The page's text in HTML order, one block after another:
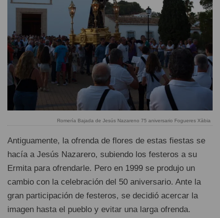
Romería Bajada de Jesús Nazareno 75 aniversario Fogueres Xàbia
Antiguamente, la ofrenda de flores de estas fiestas se
hacía a Jesús Nazarero, subiendo los festeros a su
Ermita para ofrendarle. Pero en 1999 se produjo un
cambio con la celebración del 50 aniversario. Ante la
gran participación de festeros, se decidió acercar la
imagen hasta el pueblo y evitar una larga ofrenda.